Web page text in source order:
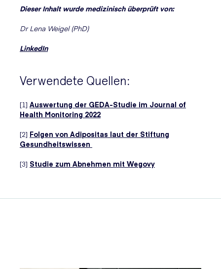
Dieser Inhalt wurde medizinisch überprüft von:
Dr Lena Weigel (PhD)
LinkedIn
Verwendete Quellen:
[1] Auswertung der GEDA-Studie im Journal of
Health Monitoring 2022
[2] Folgen von Adipositas laut der Stiftung
Gesundheitswissen
[3] Studie zum Abnehmen mit Wegovy